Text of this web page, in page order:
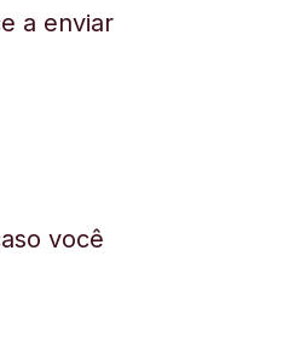
a enviar
você